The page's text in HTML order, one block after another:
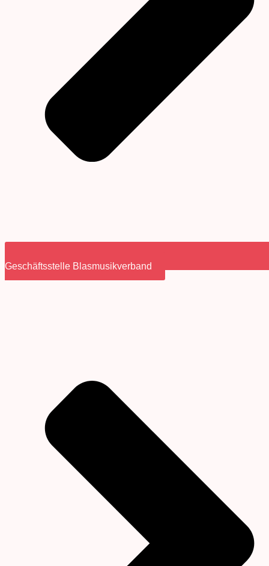
Geschäftsstelle Blasmusikverband